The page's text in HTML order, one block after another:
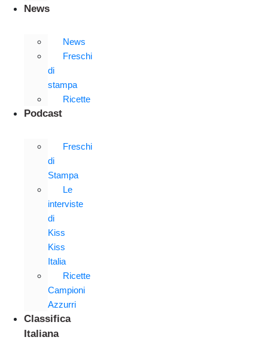
News
News
Freschi
di
stampa
Ricette
Podcast
Freschi
di
Stampa
Le
interviste
di
Kiss
Kiss
Italia
Ricette
Campioni
Azzurri
Classifica
Italiana